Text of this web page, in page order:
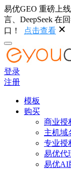
易优GEO 重磅上
言、DeepSeek 在
口！
点击查看
登录
注册
模板
购买
商业授
主机域
专业授
易优代
易优AI